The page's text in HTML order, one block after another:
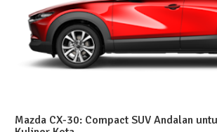
Mazda CX-30: Compact SUV Andalan